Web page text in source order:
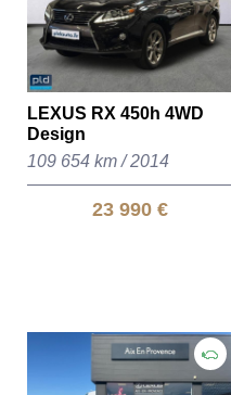
LEXUS RX 450h 4WD
Design
109 654 km / 2014
23 990 €